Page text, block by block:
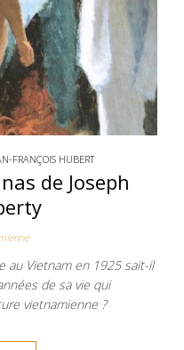
FRANÇOIS HUBERT
de Joseph
au Vietnam en 1925 sait-il
de sa vie qui
vietnamienne ?